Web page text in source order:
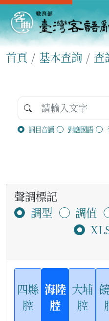
首頁 基本查詢 查
詞目音讀 對應國語
聲調標記
調型
調值
四縣
腔
海陸
腔
大埔
腔